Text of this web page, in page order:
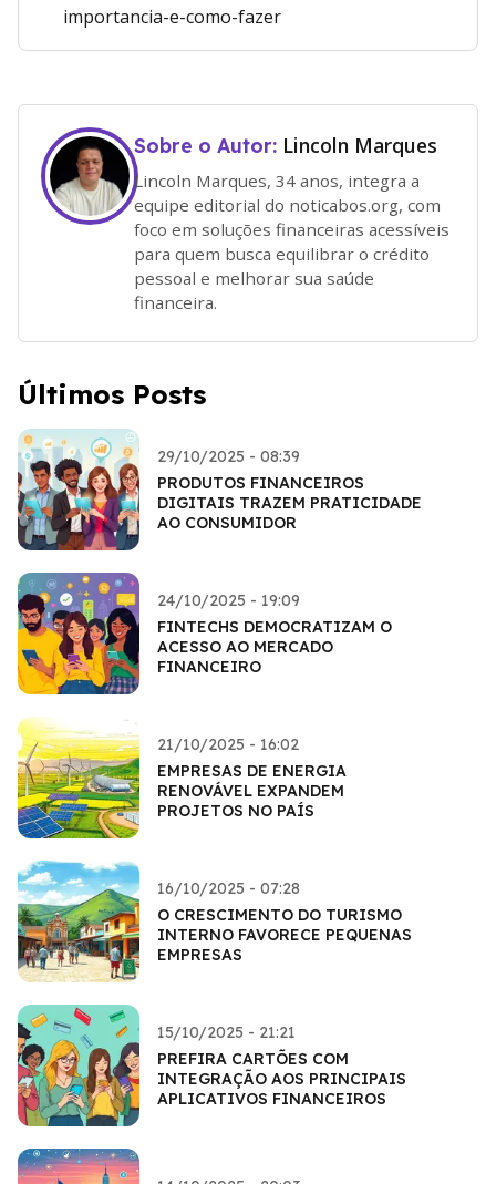
importancia-e-como-fazer
Sobre o Autor: Lincoln Marques
Lincoln Marques, 34 anos, integra a
equipe editorial do noticabos.org, com
foco em soluções financeiras acessíveis
para quem busca equilibrar o crédito
pessoal e melhorar sua saúde
financeira.
Últimos Posts
29/10/2025 - 08:39
PRODUTOS FINANCEIROS
DIGITAIS TRAZEM PRATICIDADE
AO CONSUMIDOR
24/10/2025 - 19:09
FINTECHS DEMOCRATIZAM O
ACESSO AO MERCADO
FINANCEIRO
21/10/2025 - 16:02
EMPRESAS DE ENERGIA
RENOVÁVEL EXPANDEM
PROJETOS NO PAÍS
16/10/2025 - 07:28
O CRESCIMENTO DO TURISMO
INTERNO FAVORECE PEQUENAS
EMPRESAS
15/10/2025 - 21:21
PREFIRA CARTÕES COM
INTEGRAÇÃO AOS PRINCIPAIS
APLICATIVOS FINANCEIROS